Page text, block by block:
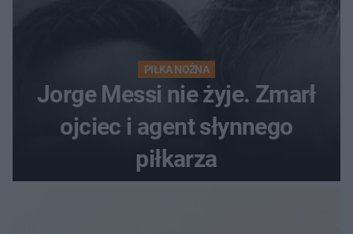
PIŁKA NOŻNA
Jorge Messi nie żyje. Zmarł
ojciec i agent słynnego
piłkarza